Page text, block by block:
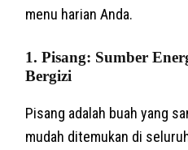
menu harian Anda.
1. Pisang: Sumber
Bergizi
Pisang adalah buah yang
mudah ditemukan di